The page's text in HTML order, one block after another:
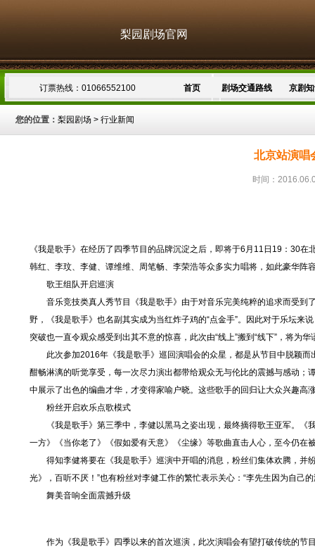
梨园剧场官网
订票热线：01066552100 首页 剧场交通路线 京剧
您的位置： 梨园剧场 > 行业新闻
北京站演唱
时间：
《我是歌手》在经历了四季节目的品牌沉淀之后，即将于6月11日19：30
韩红、李玟、李健、谭维维、周笔畅、李荣浩等众多实力唱将，如此豪华阵
歌王组队开启巡演
音乐竞技类真人秀节目《我是歌手》由于对音乐完美纯粹的追求而受到
野，《我是歌手》也名副其实成为当红炸子鸡的“点金手”。因此对于乐坛
突破也一直令观众感受到出其不意的惊喜，此次由“线上”搬到“线下”，将为
此次参加2016年《我是歌手》巡回演唱会的众星，都是从节目中脱颖而
酣畅淋漓的听觉享受，每一次尽力演出都带给观众无与伦比的震撼与感动
中展示了出色的编曲才华，才变得家喻户晓。这些歌手的回归让大众兴趣高
粉丝开启欢乐点歌模式
《我是歌手》第三季中，李健以黑马之姿出现，最终摘得歌王亚军。《我
一方》《当你老了》《假如爱有天意》《尘缘》等歌曲直击人心，至今仍在
得知李健将要在《我是歌手》巡演中开唱的消息，粉丝们集体欢腾，并纷
光》，百听不厌！”也有粉丝对李健工作的繁忙表示关心：“李先生因为自己
舞美音响全面震撼升级
作为《我是歌手》四季以来的首次巡演，此次演唱会有望打破传统的节